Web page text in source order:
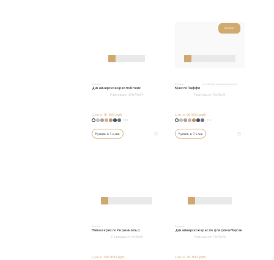
Кресла
Дизайнерское кресло Блейк
Размеры от: 84х74х84
Цена: 75 100 руб.
+152
Купить в 1 клик
Шоурум
Кресла С поворотным механизмом
Кресло Паффи
Размеры от:75х76х91
Цена:99 900 руб.
+152
Купить в 1 клик
Кресла
Мягкое кресло Реджинальд
Размеры от: 74х76х81
Цена: 126 900 руб.
Кресла
Дизайнерское кресло для дома Морган
Размеры от: 74х79х76
Цена:79 300 руб.